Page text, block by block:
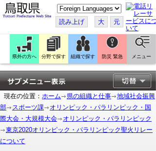
こ
の
ペ
ー
ジ
翻
訳
す
る
読み上げ 大 元
県外の方へ 分野で探す 組織で探す 防災 緊急 メニュー
現在の位置： ホーム 県の組織と仕事
地域社会振興
部
スポーツ課
オリンピック・パラリンピック・国
際大会・大規模大会
オリンピック・パラリンピック
東京2020オリンピック・パラリンピック聖火リレー
について